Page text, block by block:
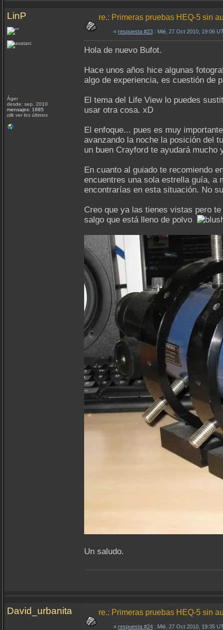
LinP
Àger
desde: sep, 2010
mensajes: 1885
clik ver los últimos
re.: Primeras pruebas HEQ-5 sin
« respuesta #23 : Mié, 27 Oct 2010, 19:06
Hola de nuevo Bufot.
Hace unos años hice algunas
algo de experiencia, es cuestión de
El tema del Life View lo puedes
usar otra cosa. xD
El enfoque... pues es muy
avanzando la noche la posición del
un buen Crayford te ayudará mucho
En cuanto al guiado te recomiendo
encuentres una sola estrella guía, a
encontrarías en esta situación. No
Creo que ya las tienes vistas pero
salgo que está lleno de polvo
Un saludo.
David_urbanita re.: Primeras pruebas HEQ-5 sin
« respuesta #24 : Mié, 27 Oct 2010, 19:35